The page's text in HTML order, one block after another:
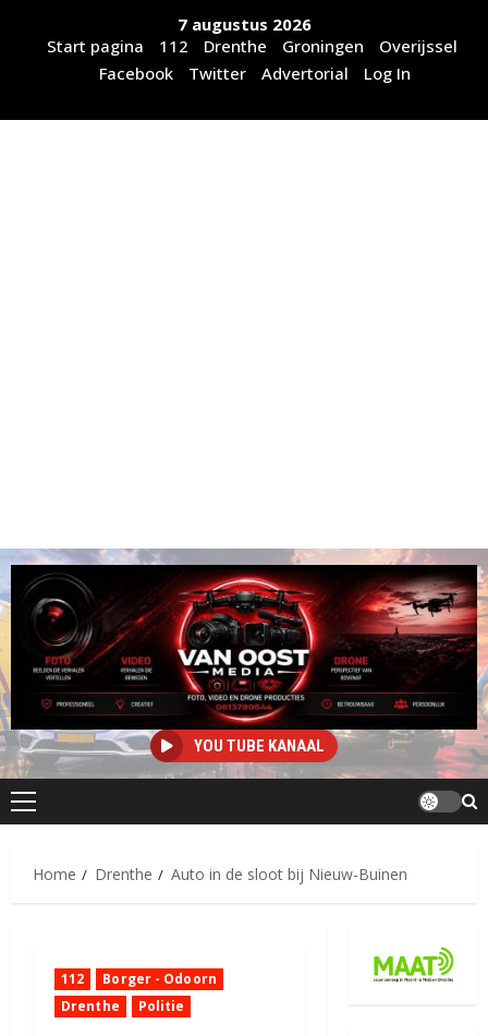
7 augustus 2026
Start pagina
112 Drenthe Groningen
Overijssel
Facebook
Twitter Advertorial Log In
YOU TUBE KANAAL
Primair
Home Drenthe Auto in de sloot bij Nieuw-Buinen
112
Borger - Odoorn
Drenthe
Politie